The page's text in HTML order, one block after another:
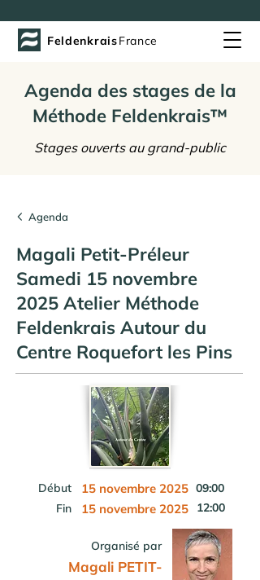
FeldenkraisFrance
Agenda des stages de la
Méthode Feldenkrais™
Stages ouverts au grand-public
Agenda
Magali Petit-Préleur
Samedi 15 novembre
2025 Atelier Méthode
Feldenkrais Autour du
Centre Roquefort les Pins
Début 15 novembre 2025 09:00
Fin
15 novembre 2025 12:00
Organisé par
Magali PETIT-